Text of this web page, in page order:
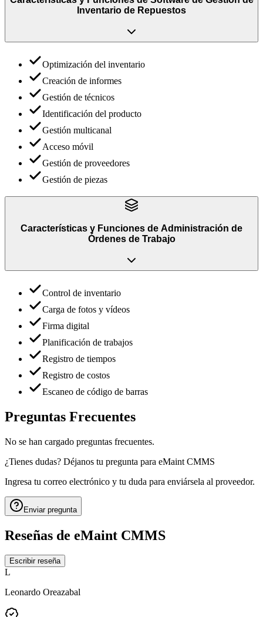
Inventario de Repuestos
Optimización del inventario
Creación de informes
Gestión de técnicos
Identificación del producto
Gestión multicanal
Acceso móvil
Gestión de proveedores
Gestión de piezas
Características y Funciones de Administración de
Órdenes de Trabajo
Control de inventario
Carga de fotos y vídeos
Firma digital
Planificación de trabajos
Registro de tiempos
Registro de costos
Escaneo de código de barras
Preguntas Frecuentes
No se han cargado preguntas frecuentes.
¿Tienes dudas? Déjanos tu pregunta para eMaint CMMS
Ingresa tu correo electrónico y tu duda para enviársela al proveedor.
Enviar pregunta
Reseñas de eMaint CMMS
Escribir reseña
L
Leonardo Oreazabal